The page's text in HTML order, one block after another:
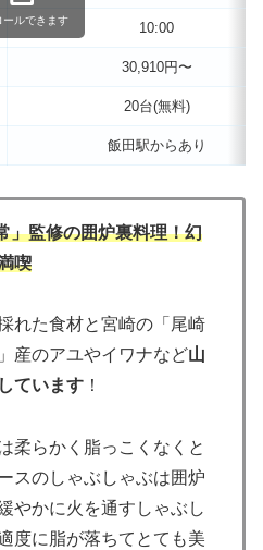
10:00
30,910円〜
20台(無料)
飯田駅からあり
ールできます
」監修の囲炉裏料理！幻
喫
れた食材と宮崎の「尾崎
産のアユやイワナなど山
ています ！
柔らかく脂っこくなくと
スのしゃぶしゃぶは囲炉
やかに火を通すしゃぶし
度に脂が落ちてとても美